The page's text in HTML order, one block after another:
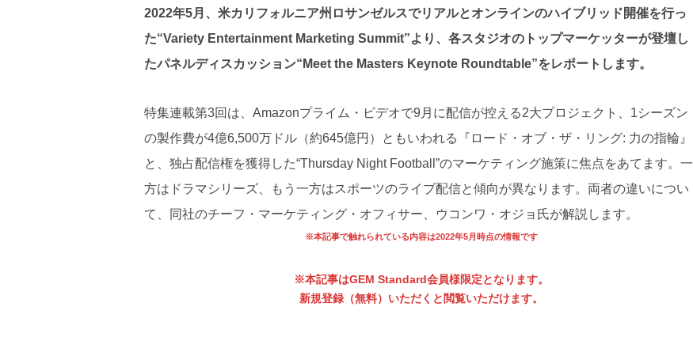
2022年5月、米カリフォルニア州ロサンゼルスでリアルとオンラインのハイブリッド開催を行っ
た“Variety Entertainment Marketing Summit”より、各スタジオのトップマーケッターが登壇し
たパネルディスカッション“Meet the Masters Keynote Roundtable”をレポートします。
特集連載第3回は、Amazonプライム・ビデオで9月に配信が控える2大プロジェクト、1シーズン
の製作費が4億6,500万ドル（約645億円）ともいわれる『ロード・オブ・ザ・リング: 力の指輪』
と、独占配信権を獲得した“Thursday Night Football”のマーケティング施策に焦点をあてます。一
方はドラマシリーズ、もう一方はスポーツのライブ配信と傾向が異なります。両者の違いについ
て、同社のチーフ・マーケティング・オフィサー、ウコンワ・オジョ氏が解説します。
※本記事で触れられている内容は2022年5月時点の情報です
※本記事はGEM Standard会員様限定となります。
新規登録（無料）いただくと閲覧いただけます。